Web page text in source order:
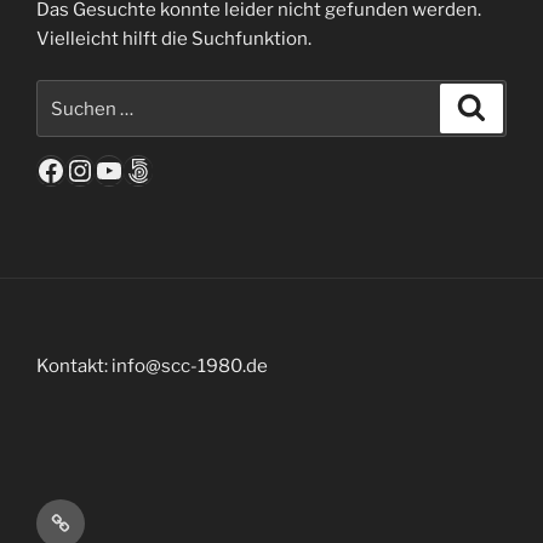
Das Gesuchte konnte leider nicht gefunden werden.
Vielleicht hilft die Suchfunktion.
nach:
Facebook
Instagram
YouTube
500px
Kontakt: info@scc-1980.de
Interner